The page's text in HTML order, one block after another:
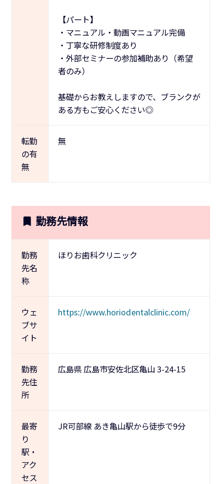
【パート】
・マニュアル・動画マニュアル完備
・丁寧な研修制度あり
・外部セミナーの参加補助あり（希望
者のみ）
基礎からお教えしますので、ブランクが
ある方もご安心ください◎
転勤
の有
無
無
勤務先情報
勤務
先名
称
ほりお歯科クリニック
ウェ
ブサ
イト
https://www.horiodentalclinic.com/
勤務
先住
所
広島県 広島市安佐北区亀山 3-24-15
最寄
り
駅・
アク
セス
JR可部線 あき亀山駅から徒歩で9分